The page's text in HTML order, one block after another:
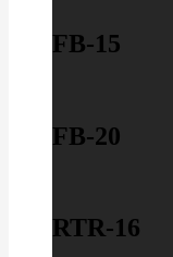
FB-15
FB-20
RTR-16